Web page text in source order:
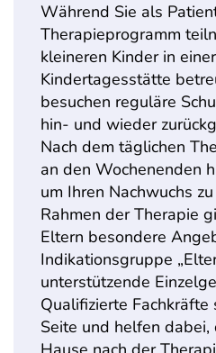
Während Sie als
Therapieprogramm
kleineren Kinder in
Kindertagesstätte
besuchen reguläre
hin- und wieder
Nach dem täglichen
an den Wochenenden
um Ihren Nachwuchs
Rahmen der Therapie
Eltern besondere
Indikationsgruppe
unterstützende
Qualifizierte Fachkräfte
Seite und helfen